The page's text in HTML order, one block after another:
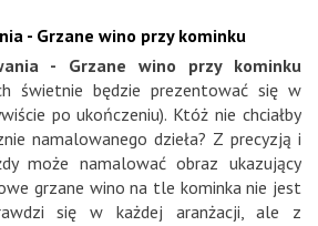
- Grzane wino przy kominku
- Grzane wino przy kominku
świetnie będzie prezentować się w
po ukończeniu). Któż nie chciałby
namalowanego dzieła? Z precyzją i
może namalować obraz ukazujący
grzane wino na tle kominka nie jest
się w każdej aranżacji, ale z